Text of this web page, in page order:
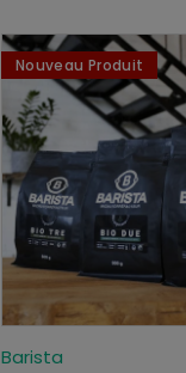
Nouveau Produit
Barista